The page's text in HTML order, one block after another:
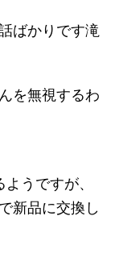
ばかりです滝
を無視するわ
うですが、
新品に交換し